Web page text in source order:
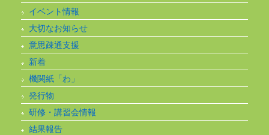
イベント情報
大切なお知らせ
意思疎通支援
新着
機関紙「わ」
発行物
研修・講習会情報
結果報告